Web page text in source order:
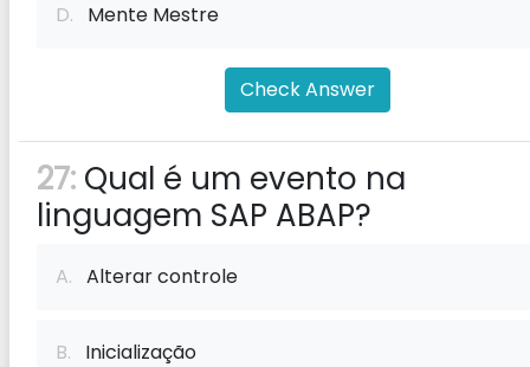
D. Mente Mestre
Check Answer
27: Qual é um evento na
linguagem SAP ABAP?
A. Alterar controle
B. Inicialização